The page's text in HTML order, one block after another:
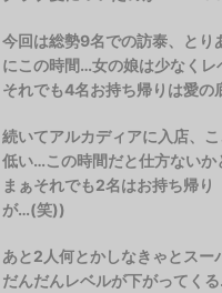
今回は総勢9名での訪泰、とり
にこの時間…女の娘は少なくレ
それでも4名お持ち帰りは愛の
続いてアルカディアに入店、
低い…この時間だと仕方ないか
まぁそれでも2名はお持ち帰
が…(笑))
あと2人何とかしなきゃとスー
だんだんレベルが下がってく